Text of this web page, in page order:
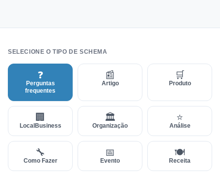
SELECIONE O TIPO DE SCHEMA
❓
Perguntas
frequentes
📰
Artigo
🛒
Produto
🏢
LocalBusiness
🏛
Organização
⭐
Análise
🔧
Como Fazer
📅
Evento
🍽
Receita